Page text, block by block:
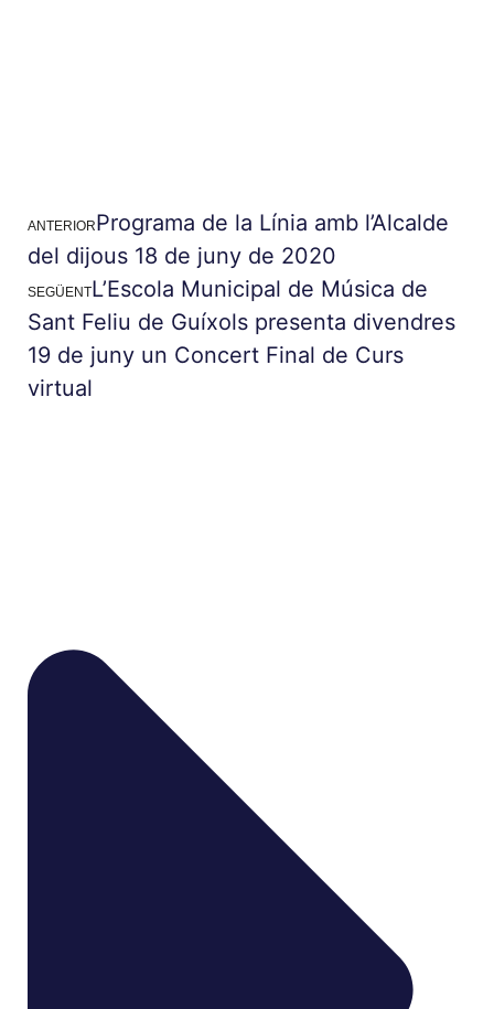
ANTERIORPrograma de la Línia amb l’Alcalde
del dijous 18 de juny de 2020
SEGÜENTL’Escola Municipal de Música de
Sant Feliu de Guíxols presenta divendres
19 de juny un Concert Final de Curs
virtual